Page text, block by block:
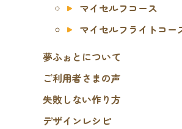
マイセルフコース
マイセルフライトコー
夢ふぉとについて
ご利用者さまの声
失敗しない作り方
デザインレシピ